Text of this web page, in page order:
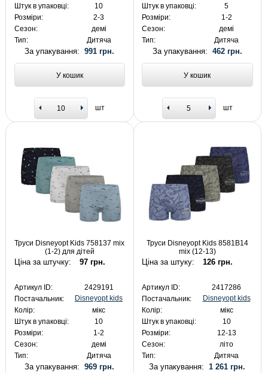
Штук в упаковці:
10
Розміри:
2-3
Сезон:
демі
Тип:
Дитяча
За упакування:991 грн.
У кошик
шт
Штук в упаковці:
5
Розміри:
1-2
Сезон:
демі
Тип:
Дитяча
За упакування: 462 грн.
У кошик
шт
Труси Disneyopt Kids 758137 mix
(1-2) для дітей
Ціна за штучку: 97 грн.
Артикул ID:
2429191
Постачальник:
Disneyopt kids
Колір:
мікс
Штук в упаковці:
10
Розміри:
1-2
Сезон:
демі
Тип:
Дитяча
За упакування:969 грн.
Труси Disneyopt Kids 8581B14
mix (12-13)
Ціна за штуку: 126 грн.
Артикул ID:
2417286
Постачальник:
Disneyopt kids
Колір:
мікс
Штук в упаковці:
10
Розміри:
12-13
Сезон:
літо
Тип:
Дитяча
За упакування:1 261 грн.